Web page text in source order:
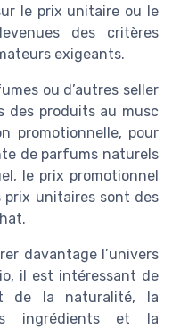
le prix unitaire ou le
des critères
exigeants.
ou d’autres seller
des produits au musc
promotionnelle, pour
de parfums naturels
le prix promotionnel
prix unitaires sont des
davantage l’univers
il est intéressant de
de la naturalité, la
ingrédients et la